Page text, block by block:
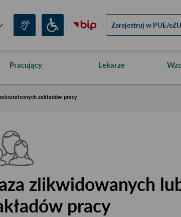
Zarejestruj w PUE/
Pracujący Lekarze
zakładów pracy
zlikwidowanych
pracy